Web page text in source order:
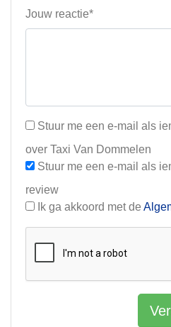
Jouw reactie*
Stuur me een e-mail als
over Taxi Van Dommelen
Stuur me een e-mail als
review
Ik ga akkoord met de